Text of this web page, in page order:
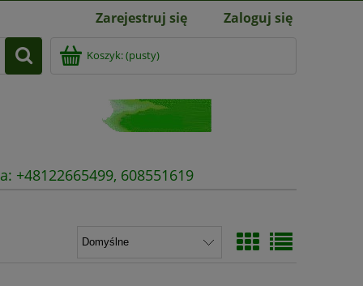
Zarejestruj się Zaloguj się
Koszyk:(pusty)
+48122665499, 608551619